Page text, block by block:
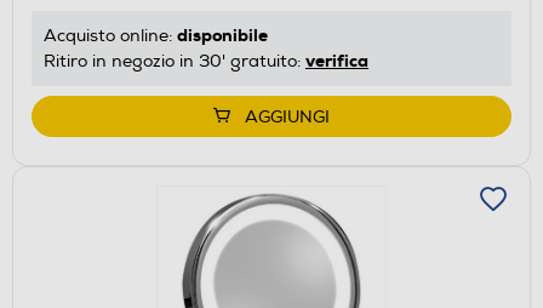
Acquisto online: disponibile
Ritiro in negozio in 30' gratuito: verifica
AGGIUNGI